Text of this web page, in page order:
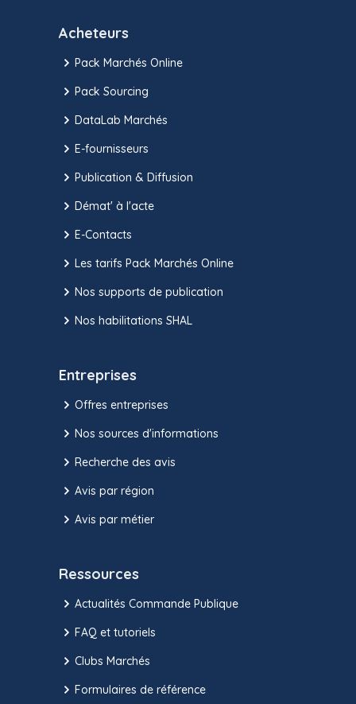
Acheteurs
Pack Marchés Online
Pack Sourcing
DataLab Marchés
E-fournisseurs
Publication & Diffusion
Démat' à l'acte
E-Contacts
Les tarifs Pack Marchés Online
Nos supports de publication
Nos habilitations SHAL
Entreprises
Offres entreprises
Nos sources d'informations
Recherche des avis
Avis par région
Avis par métier
Ressources
Actualités Commande Publique
FAQ et tutoriels
Clubs Marchés
Formulaires de référence